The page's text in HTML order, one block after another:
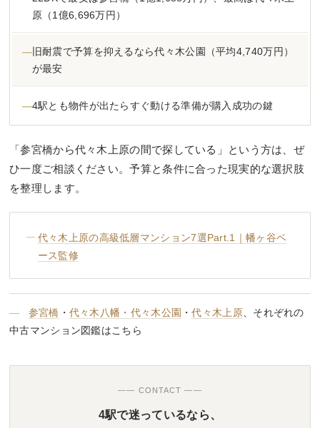
原（1億6,696万円）
旧耐震で予算を抑えるなら代々木公園（平均4,740万円）
が最安
4駅とも物件が出たらすぐ動ける準備が購入成功の鍵
「参宮橋から代々木上原の間で探している」という方は、ぜ
ひ一度ご相談ください。予算と条件に合った現実的な選択肢
を整理します。
代々木上原の高級低層マンション7選Part.1｜幡ヶ谷ベ
ース監修
参宮橋 ・ 代々木八幡・代々木公園 ・代々木上原、それぞれの
中古マンション図鑑はこちら
—— CONTACT ——
4駅で迷っているなら、